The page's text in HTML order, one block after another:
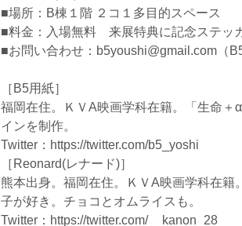
■場所：B棟１階 ２コ１多目的スペース
■料金：入場無料 来展特典に記念ステッ
■お問い合わせ：b5youshi@gmail.com（
［B5用紙］
福岡在住。ＫＶA映画学科在籍。「生命＋
インを制作。
Twitter：https://twitter.com/b5_yoshi
［Reonard(レナード)］
熊本出身。福岡在住。ＫＶA映画学科在
子が好き。チョコとオムライスも。
Twitter：https://twitter.com/__kanon_28__